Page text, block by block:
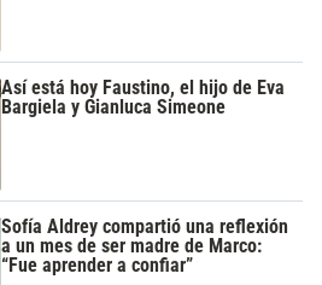
Así está hoy Faustino, el hijo de Eva
Bargiela y Gianluca Simeone
Sofía Aldrey compartió una reflexión
a un mes de ser madre de Marco:
“Fue aprender a confiar”